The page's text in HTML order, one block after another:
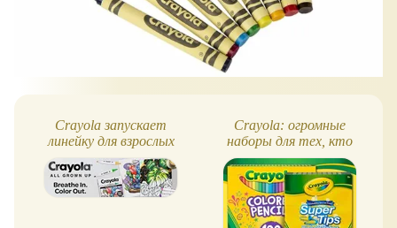
Crayola запускает
линейку для взрослых
Crayola: огромные
наборы для тех, кто
любит рисовать